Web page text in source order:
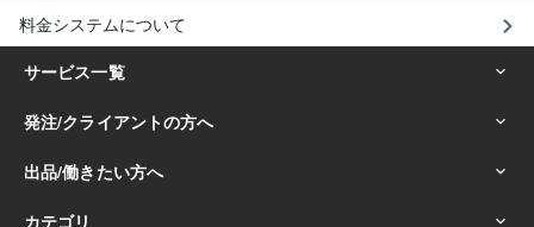
料金システムについて